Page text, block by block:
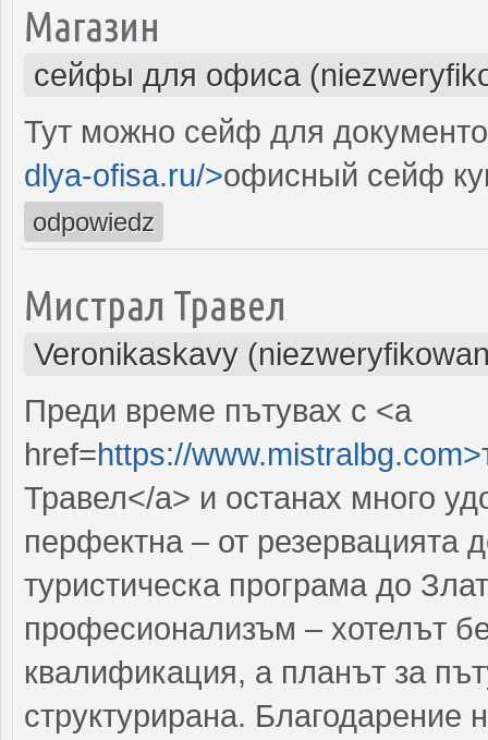
Магазин
сейфы для офиса
Тут можно сейф для
dlya-ofisa.ru/>офисный сейф
odpowiedz
Мистрал Травел
Veronikaskavy
Преди време пътувах с <a
href=https://www.mistralbg.com>
Травел</a> и останах много
перфектна – от резервацията
туристическа програма до
професионализъм – хотелът
квалификация, а планът за
структурирана. Благодарение